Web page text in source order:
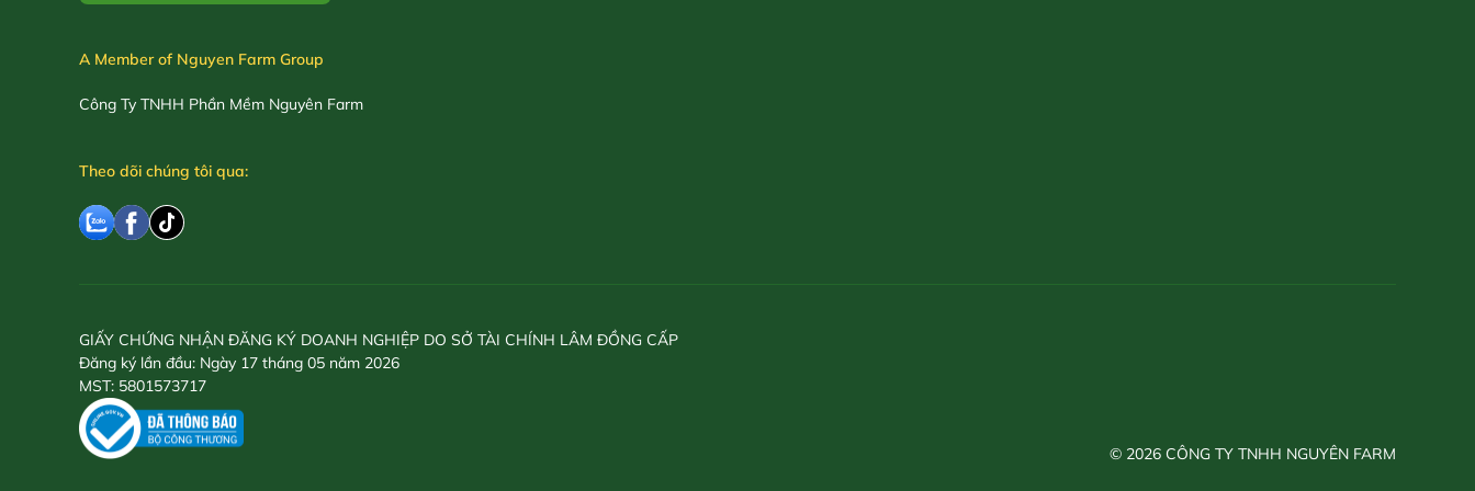
A Member of Nguyen Farm Group
Công Ty TNHH Phần Mềm Nguyên Farm
Theo dõi chúng tôi qua:
GIẤY CHỨNG NHẬN ĐĂNG KÝ DOANH NGHIỆP DO SỞ TÀI CHÍNH LÂM ĐỒNG CẤP
Đăng ký lần đầu: Ngày 17 tháng 05 năm 2026
MST: 5801573717
© 2026 CÔNG TY TNHH NGUYÊN FARM